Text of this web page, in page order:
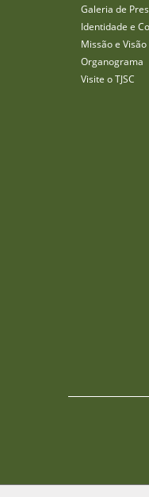
Galeria de
Identidade e
Missão e Visão
Organograma
Visite o TJSC